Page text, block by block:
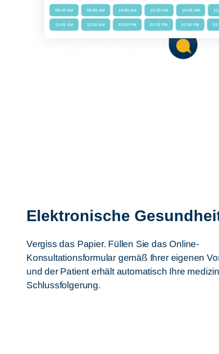
Elektronische
Vergiss das Papier. Füllen Sie das Online-
Konsultationsformular gemäß Ihrer eigenen
und der Patient erhält automatisch Ihre
Schlussfolgerung.